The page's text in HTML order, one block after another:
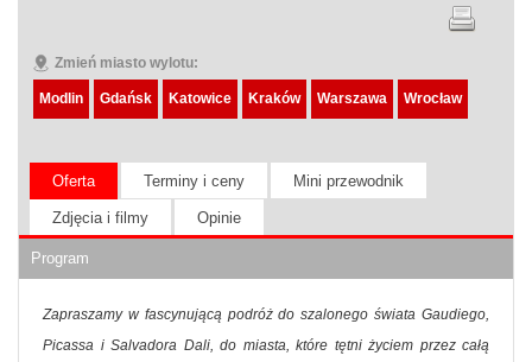
Zmień miasto wylotu:
Modlin Gdańsk Katowice Kraków Warszawa Wrocław
Oferta Terminy i ceny Mini przewodnik
Zdjęcia i filmy Opinie
Program
Zapraszamy w fascynującą podróż do szalonego świata Gaudiego,
Picassa i Salvadora Dali, do miasta, które tętni życiem przez całą